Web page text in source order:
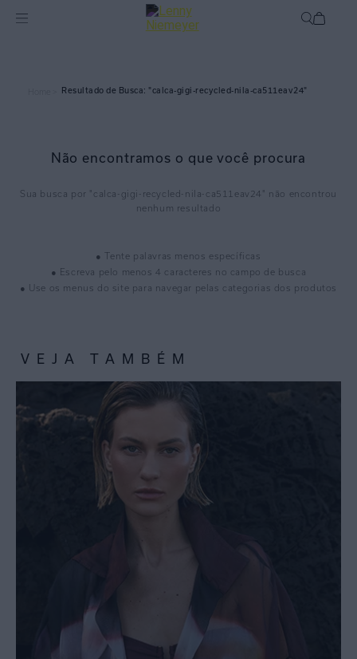
calca-gigi-recycled-nila-ca511eav24
Não encontramos o que você procura
calca-gigi-recycled-nila-ca511eav24
● Tente palavras menos específicas
● Escreva pelo menos 4 caracteres no campo de busca
● Use os menus do site para navegar pelas categorias dos produtos
VEJA TAMBÉM